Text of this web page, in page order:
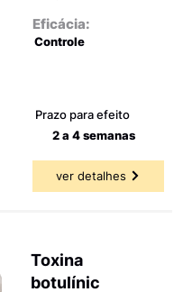
Eficácia:
Controle
Prazo para efeito
2 a 4 semanas
ver detalhes
Toxina
botulínic